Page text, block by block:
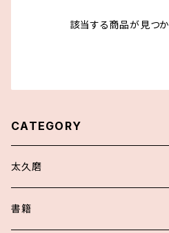
該当する商品が見つか
CATEGORY
太久磨
書籍